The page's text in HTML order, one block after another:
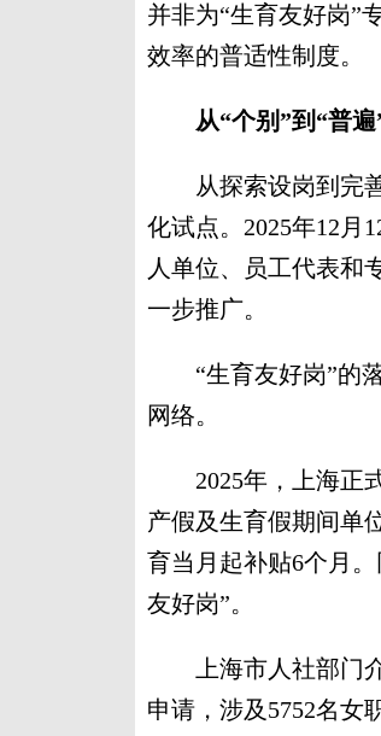
并非为“生育友好岗”
效率的普适性制度。
从“个别”到“普
从探索设岗到完善
化试点。2025年12月
人单位、员工代表和
一步推广。
“生育友好岗”的落
网络。
2025年，上海正式
产假及生育假期间单
育当月起补贴6个月
友好岗”。
上海市人社部门介
申请，涉及5752名女